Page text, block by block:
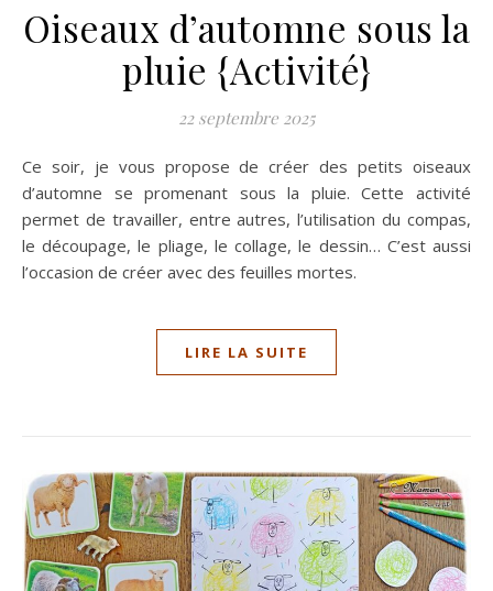
Oiseaux d’automne sous la
pluie {Activité}
22 septembre 2025
Ce soir, je vous propose de créer des petits oiseaux
d’automne se promenant sous la pluie. Cette activité
permet de travailler, entre autres, l’utilisation du compas,
le découpage, le pliage, le collage, le dessin… C’est aussi
l’occasion de créer avec des feuilles mortes.
LIRE LA SUITE